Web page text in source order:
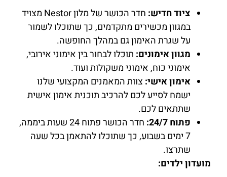
ציוד חדיש:
חדר הכושר של מלון Nestor מצויד
במגוון מכשירים מתקדמים, כך שתוכלו לשמור
על שגרת האימון גם במהלך החופשה.
מגוון אימונים: תוכלו לבחור בין אימוני אירובי,
אימוני כוח, אימוני משקולות ועוד.
אימון אישי: צוות המאמנים המקצועי שלנו
ישמח לסייע לכם להרכיב תוכנית אימון אישית
שתתאים לכם.
פתוח 24/7:
חדר הכושר פתוח 24 שעות ביממה,
7 ימים בשבוע, כך שתוכלו להתאמן בכל שעה
שתרצו.
מועדון ילדים: